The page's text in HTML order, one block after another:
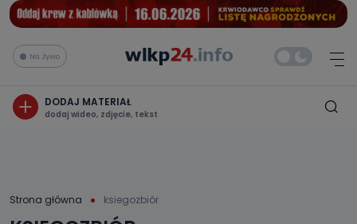
Na żywo
DODAJ MATERIAŁ
dodaj wideo, zdjęcie, tekst
Strona główna ksiegozbiór